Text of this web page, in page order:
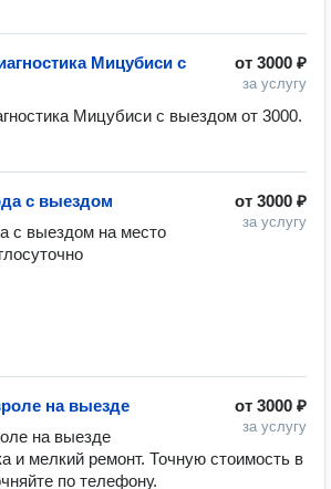
от 3000 ₽
за услугу
Мицубиси с
Мицубиси с выездом от 3000.
от 3000 ₽
за услугу
с выездом
с выездом на место
от 3000 ₽
за услугу
на выезде
на выезде
и мелкий ремонт. Точную стоимость в
по телефону.